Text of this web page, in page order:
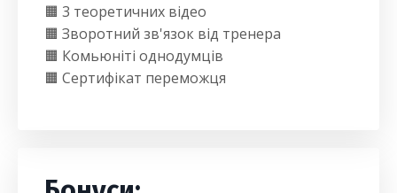
🟧 3 теоретичних відео
🟧 Зворотний зв'язок від тренера
🟧 Комьюніті однодумців
🟧 Сертифікат переможця